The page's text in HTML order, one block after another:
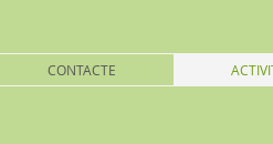
CONTACTE